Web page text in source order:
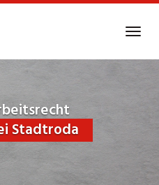
Stadtroda